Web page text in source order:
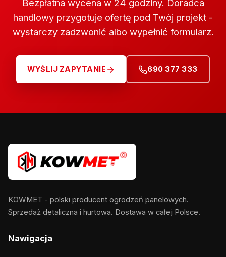
Bezpłatna wycena w 24 godziny. Doradca
handlowy przygotuje ofertę pod Twój projekt -
wystarczy zadzwonić albo wypełnić formularz.
WYŚLIJ ZAPYTANIE 690 377 333
KOWMET - polski producent ogrodzeń panelowych.
Sprzedaż detaliczna i hurtowa. Dostawa w całej Polsce.
Nawigacja